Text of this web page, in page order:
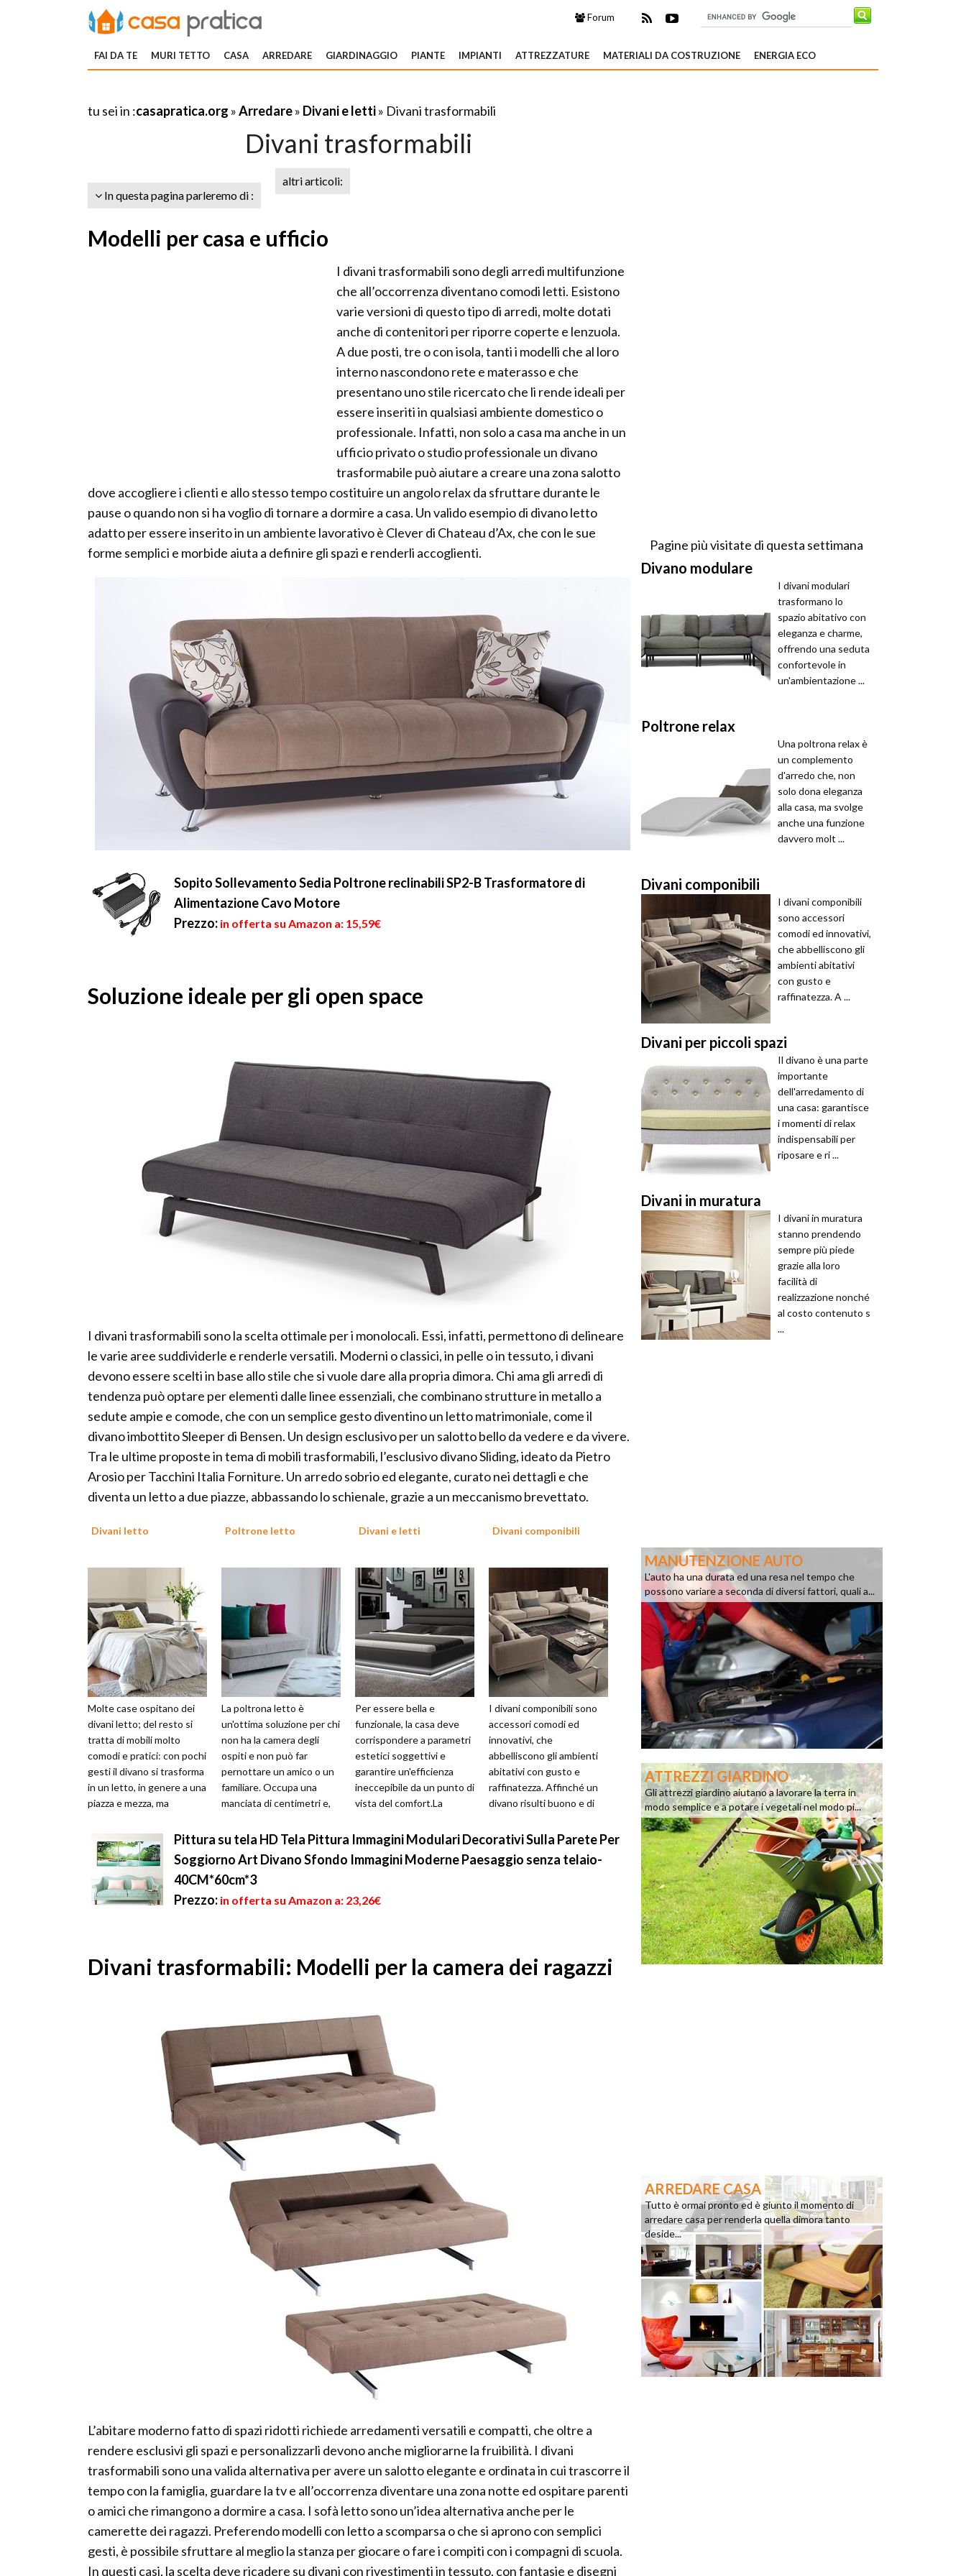
Forum
FAI DA TE MURI TETTO CASA ARREDARE GIARDINAGGIO PIANTE IMPIANTI ATTREZZATURE MATERIALI DA COSTRUZIONE ENERGIA ECO
tu sei in :casapratica.org »Arredare» Divani e letti» Divani trasformabili
Divani trasformabili
In questa pagina parleremo di :
altri articoli:
Modelli per casa e ufficio
I divani trasformabili sono degli arredi multifunzione
che all’occorrenza diventano comodi letti. Esistono
varie versioni di questo tipo di arredi, molte dotati
anche di contenitori per riporre coperte e lenzuola.
A due posti, tre o con isola, tanti i modelli che al loro
interno nascondono rete e materasso e che
presentano uno stile ricercato che li rende ideali per
essere inseriti in qualsiasi ambiente domestico o
professionale. Infatti, non solo a casa ma anche in un
ufficio privato o studio professionale un divano
trasformabile può aiutare a creare una zona salotto
dove accogliere i clienti e allo stesso tempo costituire un angolo relax da sfruttare durante le
pause o quando non si ha voglio di tornare a dormire a casa. Un valido esempio di divano letto
adatto per essere inserito in un ambiente lavorativo è Clever di Chateau d’Ax, che con le sue
forme semplici e morbide aiuta a definire gli spazi e renderli accoglienti.
Sopito Sollevamento Sedia Poltrone reclinabili SP2-B Trasformatore di
Alimentazione Cavo Motore
Prezzo: in offerta su Amazon a: 15,59€
Soluzione ideale per gli open space
I divani trasformabili sono la scelta ottimale per i monolocali. Essi, infatti, permettono di delineare
le varie aree suddividerle e renderle versatili. Moderni o classici, in pelle o in tessuto, i divani
devono essere scelti in base allo stile che si vuole dare alla propria dimora. Chi ama gli arredi di
tendenza può optare per elementi dalle linee essenziali, che combinano strutture in metallo a
sedute ampie e comode, che con un semplice gesto diventino un letto matrimoniale, come il
divano imbottito Sleeper di Bensen. Un design esclusivo per un salotto bello da vedere e da vivere.
Tra le ultime proposte in tema di mobili trasformabili, l’esclusivo divano Sliding, ideato da Pietro
Arosio per Tacchini Italia Forniture. Un arredo sobrio ed elegante, curato nei dettagli e che
diventa un letto a due piazze, abbassando lo schienale, grazie a un meccanismo brevettato.
Divani letto
Molte case ospitano dei
divani letto; del resto si
tratta di mobili molto
comodi e pratici: con pochi
gesti il divano si trasforma
in un letto, in genere a una
piazza e mezza, ma
Poltrone letto
La poltrona letto è
un'ottima soluzione per chi
non ha la camera degli
ospiti e non può far
pernottare un amico o un
familiare. Occupa una
manciata di centimetri e,
in un ...
Divani e letti
Per essere bella e
funzionale, la casa deve
corrispondere a parametri
estetici soggettivi e
garantire un'efficienza
ineccepibile da un punto di
vista del comfort.La
di...
Divani componibili
I divani componibili sono
accessori comodi ed
innovativi, che
abbelliscono gli ambienti
abitativi con gusto e
raffinatezza. Affinché un
divano risulti buono e di
che sia com...
Pittura su tela HD Tela Pittura Immagini Modulari Decorativi Sulla Parete Per
Soggiorno Art Divano Sfondo Immagini Moderne Paesaggio senza telaio-
40CM*60cm*3
Prezzo: in offerta su Amazon a: 23,26€
Divani trasformabili: Modelli per la camera dei ragazzi
L’abitare moderno fatto di spazi ridotti richiede arredamenti versatili e compatti, che oltre a
rendere esclusivi gli spazi e personalizzarli devono anche migliorarne la fruibilità. I divani
trasformabili sono una valida alternativa per avere un salotto elegante e ordinata in cui trascorre il
tempo con la famiglia, guardare la tv e all’occorrenza diventare una zona notte ed ospitare parenti
o amici che rimangono a dormire a casa. I sofà letto sono un’idea alternativa anche per le
camerette dei ragazzi. Preferendo modelli con letto a scomparsa o che si aprono con semplici
gesti, è possibile sfruttare al meglio la stanza per giocare o fare i compiti con i compagni di scuola.
In questi casi, la scelta deve ricadere su divani con rivestimenti in tessuto, con fantasie e disegni
Pagine più visitate di questa settimana
Divano modulare
I divani modulari
trasformano lo
spazio abitativo con
eleganza e charme,
offrendo una seduta
confortevole in
un'ambientazione ...
Poltrone relax
Una poltrona relax è
un complemento
d'arredo che, non
solo dona eleganza
alla casa, ma svolge
anche una funzione
davvero molt ...
Divani componibili
I divani componibili
sono accessori
comodi ed innovativi,
che abbelliscono gli
ambienti abitativi
con gusto e
raffinatezza. A ...
Divani per piccoli spazi
Il divano è una parte
importante
dell'arredamento di
una casa: garantisce
i momenti di relax
indispensabili per
riposare e ri ...
Divani in muratura
I divani in muratura
stanno prendendo
sempre più piede
grazie alla loro
facilità di
realizzazione nonché
al costo contenuto s
...
MANUTENZIONE AUTO
L'auto ha una durata ed una resa nel tempo che
possono variare a seconda di diversi fattori, quali a...
ATTREZZI GIARDINO
Gli attrezzi giardino aiutano a lavorare la terra in
modo semplice e a potare i vegetali nel modo pi...
ARREDARE CASA
Tutto è ormai pronto ed è giunto il momento di
arredare casa per renderla quella dimora tanto
deside...